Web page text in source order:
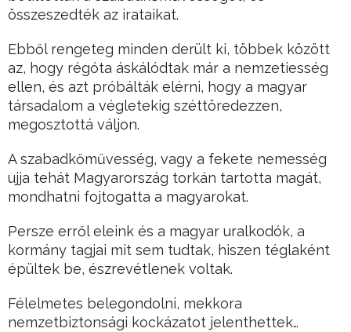
összeszedték az irataikat.
Ebből rengeteg minden derült ki, többek között
az, hogy régóta áskálódtak már a nemzetiesség
ellen, és azt próbálták elérni, hogy a magyar
társadalom a végletekig széttöredezzen,
megosztottá váljon.
A szabadkőművesség, vagy a fekete nemesség
ujja tehát Magyarország torkán tartotta magát,
mondhatni fojtogatta a magyarokat.
Persze erről eleink és a magyar uralkodók, a
kormány tagjai mit sem tudtak, hiszen téglaként
épültek be, észrevétlenek voltak.
Félelmetes belegondolni, mekkora
nemzetbiztonsági kockázatot jelenthettek…